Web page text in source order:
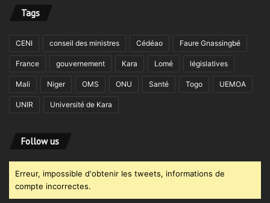
Tags
CENI conseil des ministres Cédéao Faure Gnassingbé
France gouvernement Kara Lomé législatives
Mali Niger OMS ONU Santé Togo UEMOA
UNIR Université de Kara
Follow us
Erreur, impossible d'obtenir les tweets, informations de
compte incorrectes.